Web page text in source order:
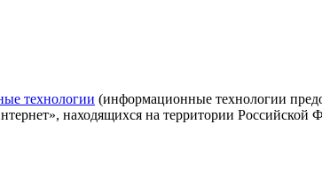
технологии (информационные технологии
находящихся на территории Российской